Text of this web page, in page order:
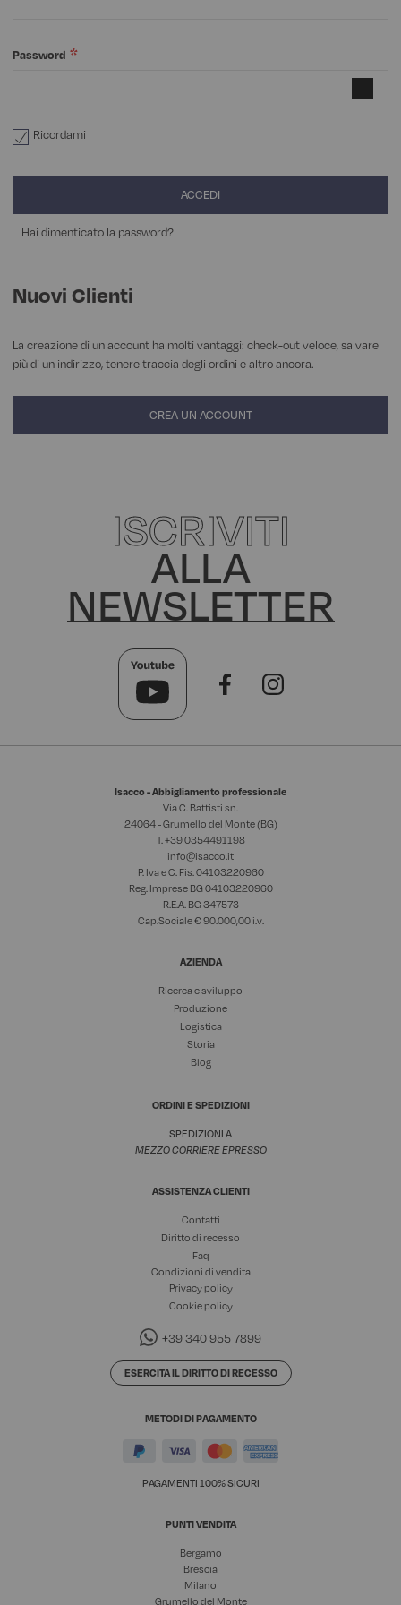
Password
Ricordami
ACCEDI
Hai dimenticato la password?
Nuovi Clienti
La creazione di un account ha molti vantaggi: check-out veloce, salvare
più di un indirizzo, tenere traccia degli ordini e altro ancora.
CREA UN ACCOUNT
ISCRIVITI
ALLA
NEWSLETTER
Isacco - Abbigliamento professionale
Via C. Battisti sn.
24064 - Grumello del Monte (BG)
T. +390354491198
info@isacco.it
P. Iva e C. Fis. 04103220960
Reg. Imprese BG 04103220960
R.E.A. BG 347573
Cap.Sociale € 90.000,00 i.v.
AZIENDA
Ricerca e sviluppo
Produzione
Logistica
Storia
Blog
ORDINI E SPEDIZIONI
SPEDIZIONI A
MEZZO CORRIERE EPRESSO
ASSISTENZA CLIENTI
Contatti
Diritto di recesso
Faq
Condizioni di vendita
Privacy policy
Cookie policy
+39 340 955 7899
ESERCITA IL DIRITTO DI RECESSO
METODI DI PAGAMENTO
PAGAMENTI 100% SICURI
PUNTI VENDITA
Bergamo
Brescia
Milano
Grumello del Monte
VEDI TUTTI I PRODOTTI
GREMBIULI
PANTALONI GONNE E BERMUDA
PANTALONI EXTRA LARGE
VEDI TUTTI I PRODOTTI
GREMBIULI SCUOLA, ASILO, INFANZIA
NOVITÀ